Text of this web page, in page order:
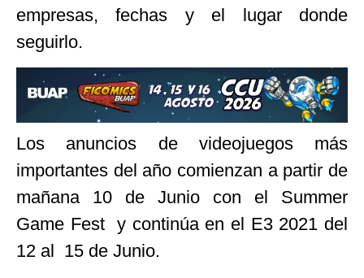
empresas, fechas y el lugar donde
seguirlo.
Los anuncios de videojuegos más
importantes del año comienzan a partir de
mañana 10 de Junio con el Summer
Game Fest y continúa en el E3 2021 del
12 al 15 de Junio.